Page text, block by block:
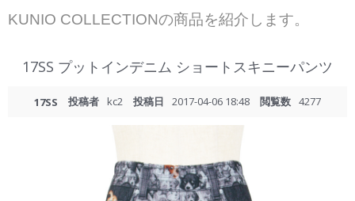
KUNIO COLLECTIONの商品を紹介します。
17SS プットインデニム ショートスキニーパンツ
17SS 投稿者 kc2 投稿日 2017-04-06 18:48 閲覧数 4277